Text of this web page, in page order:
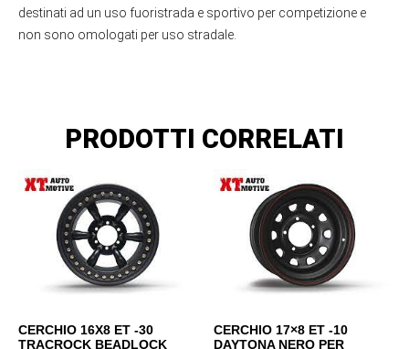
destinati ad un uso fuoristrada e sportivo per competizione e
non sono omologati per uso stradale.
PRODOTTI CORRELATI
CERCHIO 16X8 ET -30
TRACROCK BEADLOCK
CERCHIO 17×8 ET -10
DAYTONA NERO PER